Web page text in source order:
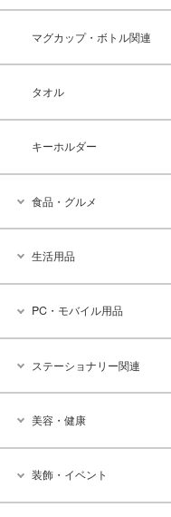
マグカップ・ボトル関連
タオル
キーホルダー
食品・グルメ
生活用品
PC・モバイル用品
ステーショナリー関連
美容・健康
装飾・イベント